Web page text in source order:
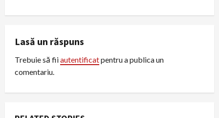
v
i
Lasă un răspuns
Trebuie să fiiautentificatpentru a publica un
comentariu.